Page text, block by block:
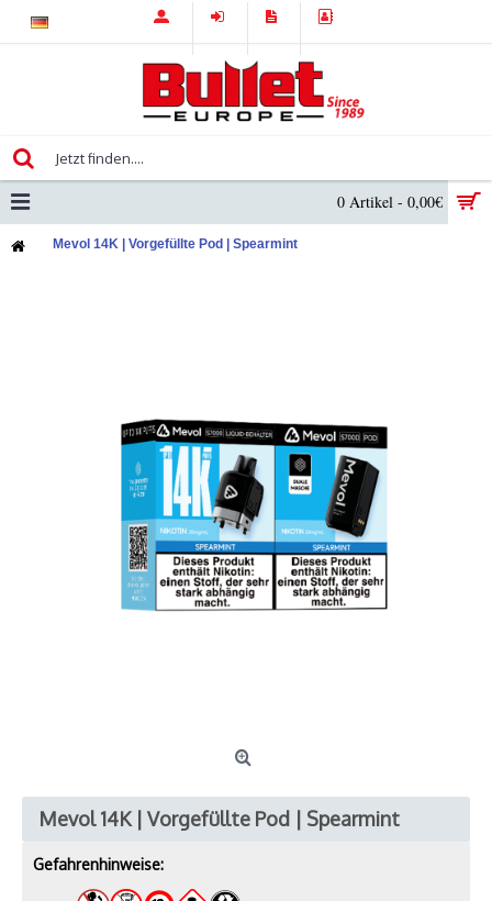
0 Artikel - 0,00€
Mevol 14K | Vorgefüllte Pod | Spearmint
Mevol 14K | Vorgefüllte Pod | Spearmint
Gefahrenhinweise: